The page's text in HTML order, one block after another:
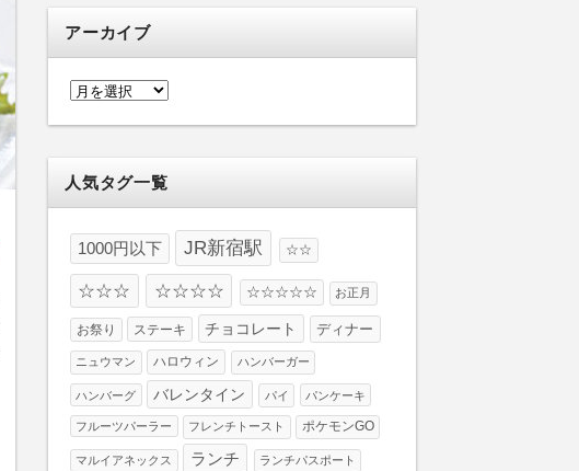
リ
ー
アーカイブ
ア
イ
ブ
人気タグ一覧
1000円以下 JR新宿駅 ☆☆
☆☆☆ ☆☆☆☆ ☆☆☆☆☆ お正月
お祭り ステーキ チョコレート ディナー
ニュウマン ハロウィン ハンバーガー
ハンバーグ バレンタイン パイ パンケーキ
フルーツパーラー フレンチトースト ポケモンGO
マルイアネックス ランチ ランチパスポート